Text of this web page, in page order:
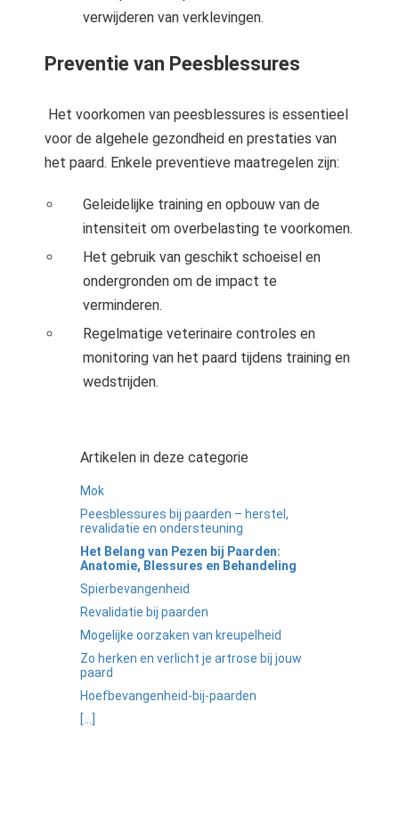
verwijderen van verklevingen.
Preventie van Peesblessures
Het voorkomen van peesblessures is essentieel
voor de algehele gezondheid en prestaties van
het paard. Enkele preventieve maatregelen zijn:
Geleidelijke training en opbouw van de
intensiteit om overbelasting te voorkomen.
Het gebruik van geschikt schoeisel en
ondergronden om de impact te
verminderen.
Regelmatige veterinaire controles en
monitoring van het paard tijdens training en
wedstrijden.
Artikelen in deze categorie
Mok
Peesblessures bij paarden – herstel,
revalidatie en ondersteuning
Het Belang van Pezen bij Paarden:
Anatomie, Blessures en Behandeling
Spierbevangenheid
Revalidatie bij paarden
Mogelijke oorzaken van kreupelheid
Zo herken en verlicht je artrose bij jouw
paard
Hoefbevangenheid-bij-paarden
[...]